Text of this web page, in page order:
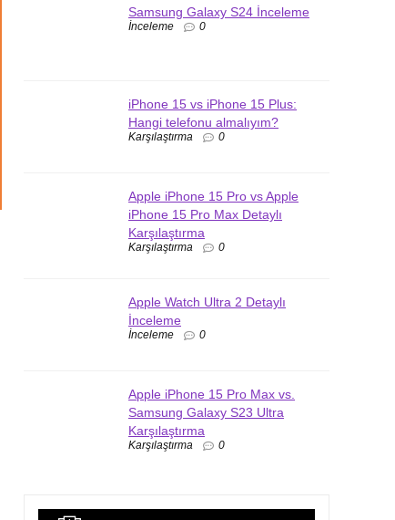
Samsung Galaxy S24 İnceleme
İnceleme 0
iPhone 15 vs iPhone 15 Plus:
Hangi telefonu almalıyım?
Karşılaştırma 0
Apple iPhone 15 Pro vs Apple
iPhone 15 Pro Max Detaylı
Karşılaştırma
Karşılaştırma 0
Apple Watch Ultra 2 Detaylı
İnceleme
İnceleme 0
Apple iPhone 15 Pro Max vs.
Samsung Galaxy S23 Ultra
Karşılaştırma
Karşılaştırma 0